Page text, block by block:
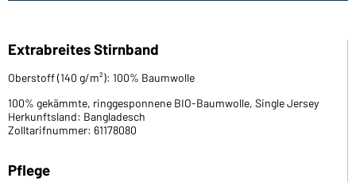
Extrabreites Stirnband
Oberstoff (140 g/m²): 100% Baumwolle
100% gekämmte, ringgesponnene BIO-Baumwolle, Single Jersey
Herkunftsland: Bangladesch
Zolltarifnummer: 61178080
Pflege